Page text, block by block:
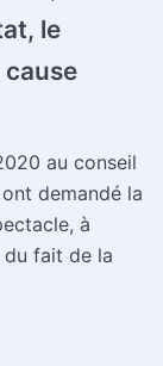
le
cause
au conseil
demandé la
à
du fait de la